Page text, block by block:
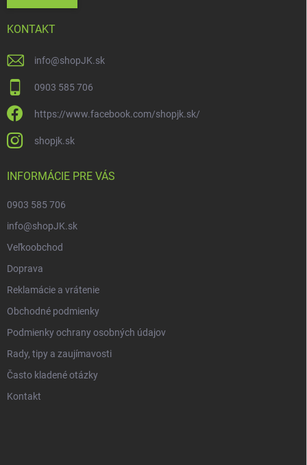
KONTAKT
info@shopJK.sk
0903 585 706
https://www.facebook.com/shopjk.sk/
shopjk.sk
INFORMÁCIE PRE VÁS
0903 585 706
info@shopJK.sk
Veľkoobchod
Doprava
Reklamácie a vrátenie
Obchodné podmienky
Podmienky ochrany osobných údajov
Rady, tipy a zaujímavosti
Často kladené otázky
Kontakt